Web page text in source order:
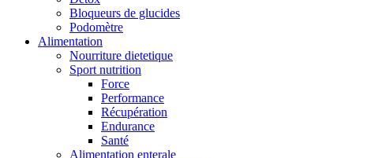
Bloqueurs de glucides
Podomètre
Alimentation
Nourriture dietetique
Sport nutrition
Force
Performance
Récupération
Endurance
Santé
Alimentation enterale